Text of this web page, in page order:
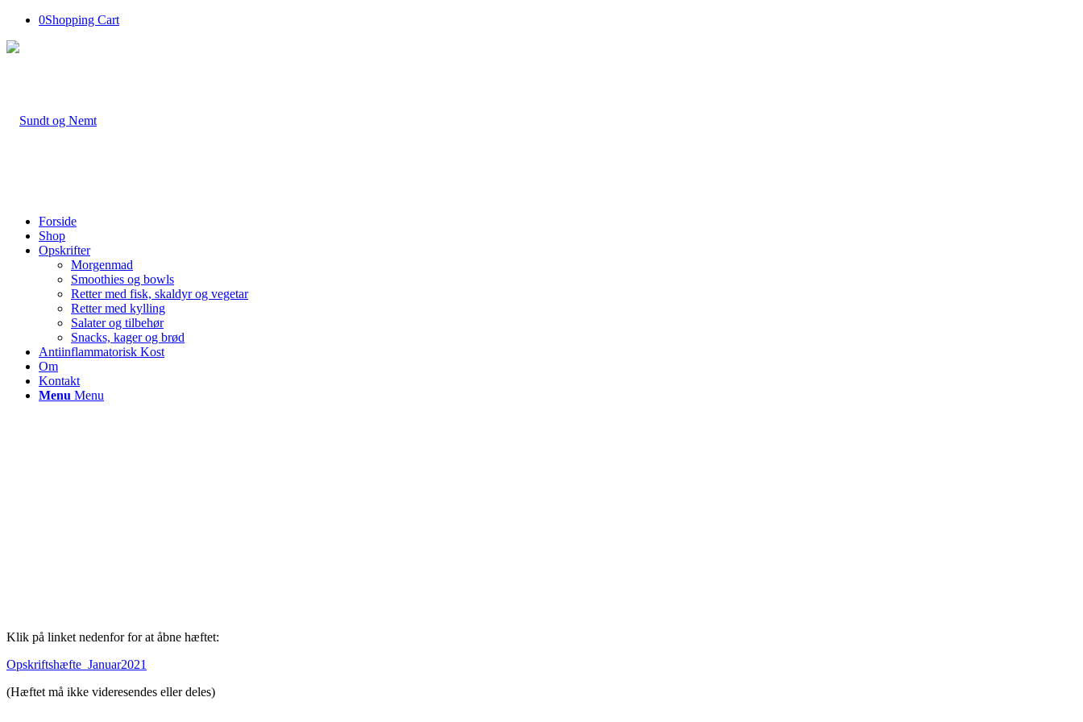
0Shopping Cart
Forside
Shop
Opskrifter
Morgenmad
Smoothies og bowls
Retter med fisk, skaldyr og vegetar
Retter med kylling
Salater og tilbehør
Snacks, kager og brød
Antiinflammatorisk Kost
Om
Kontakt
Menu Menu
Klik på linket nedenfor for at åbne hæftet:
Opskriftshæfte_Januar2021
(Hæftet må ikke videresendes eller deles)